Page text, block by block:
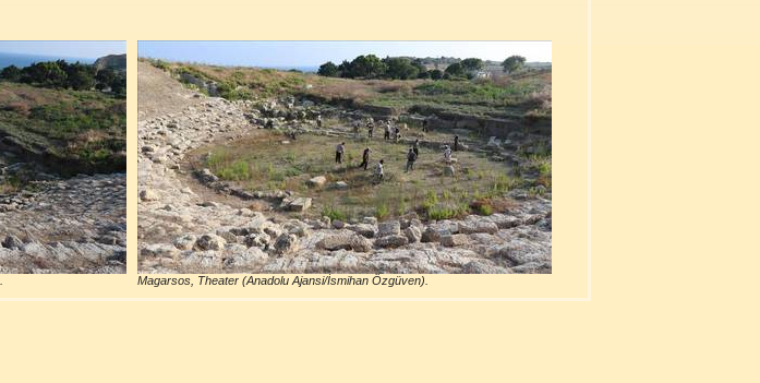
Magarsos, Theater (Anadolu Ajansi/İsmihan Özgüven).